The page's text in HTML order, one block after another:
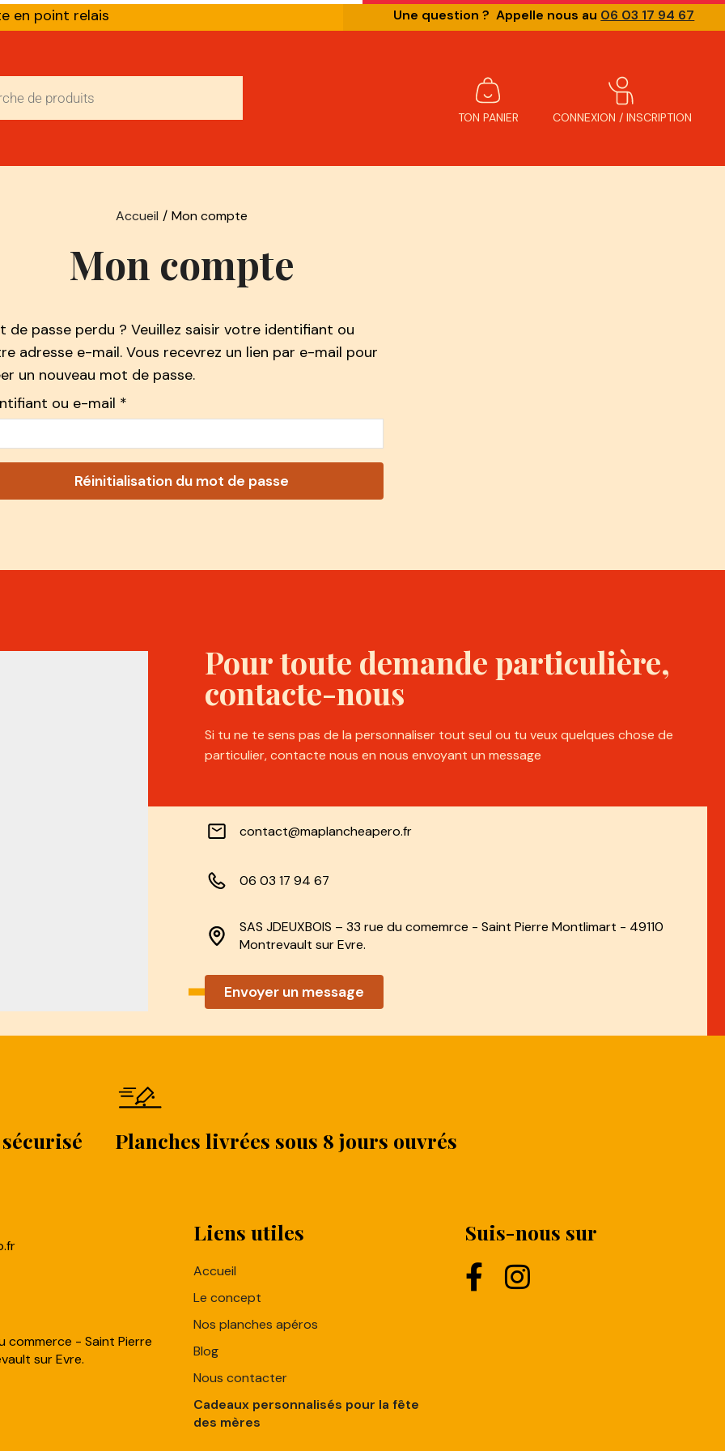
en point relais Une question ? Appelle nous au 06 03 17 94 67
TON PANIER
CONNEXION / INSCRIPTION
Accueil / Mon compte
Mon compte
de passe perdu ? Veuillez saisir votre identifiant ou
adresse e-mail. Vous recevrez un lien par e-mail pour
un nouveau mot de passe.
ou e-mail *
Réinitialisation du mot de passe
Pour toute demande particulière,
contacte-nous
Si tu ne te sens pas de la personnaliser tout seul ou tu veux quelques chose de
particulier, contacte nous en nous envoyant un message
contact@maplancheapero.fr
06 03 17 94 67
SAS JDEUXBOIS – 33 rue du comemrce - Saint Pierre Montlimart - 49110
Montrevault sur Evre.
Envoyer un message
Planches livrées sous 8 jours ouvrés
commerce - Saint Pierre
sur Evre.
Liens utiles​
Accueil
Le concept
Nos planches apéros
Blog
Nous contacter
Cadeaux personnalisés pour la fête
des mères
Suis-nous sur